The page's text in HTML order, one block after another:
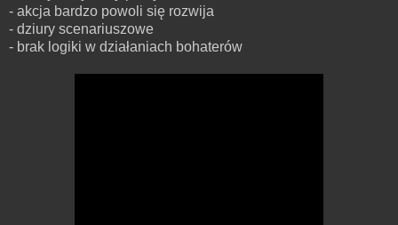
- akcja bardzo powoli się rozwija
- dziury scenariuszowe
- brak logiki w działaniach bohaterów